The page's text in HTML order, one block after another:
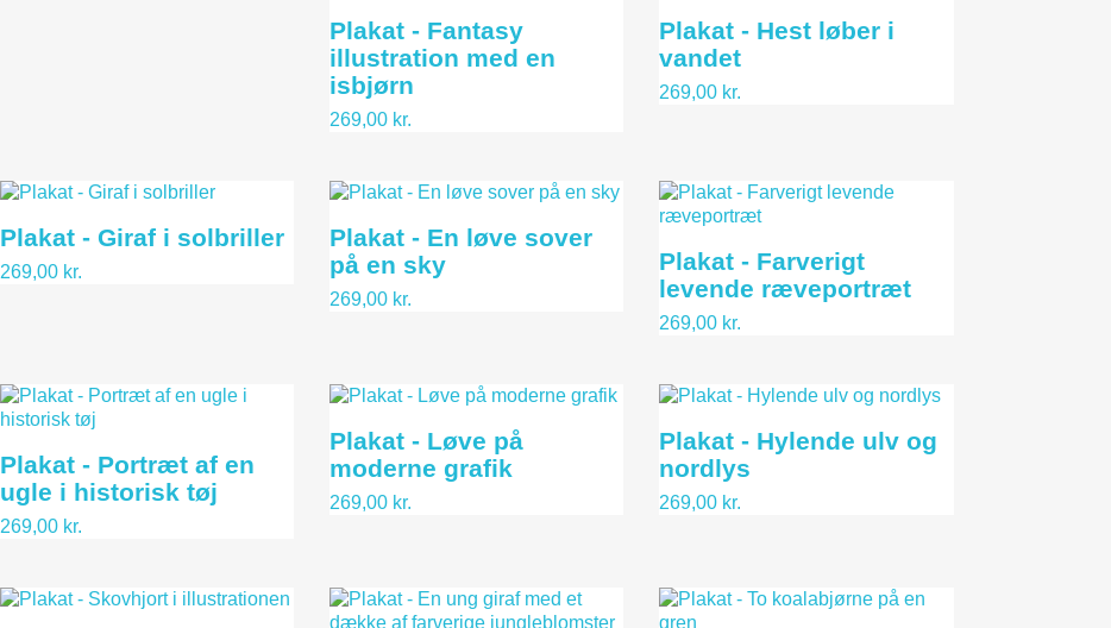
Plakat - Fantasy
illustration med en
isbjørn
269,00 kr.
Plakat - Hest løber i
vandet
269,00 kr.
Plakat - Giraf i solbriller
269,00 kr.
Plakat - En løve sover
på en sky
269,00 kr.
Plakat - Farverigt
levende ræveportræt
269,00 kr.
Plakat - Portræt af en
ugle i historisk tøj
269,00 kr.
Plakat - Løve på
moderne grafik
269,00 kr.
Plakat - Hylende ulv og
nordlys
269,00 kr.